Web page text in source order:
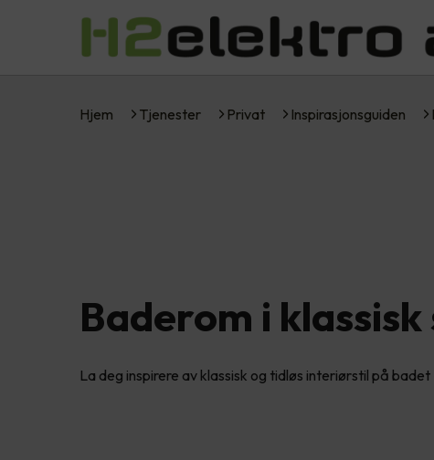
Hjem Tjenester Privat Inspirasjonsguiden
Baderom i klassisk
La deg inspirere av klassisk og tidløs interiørstil på